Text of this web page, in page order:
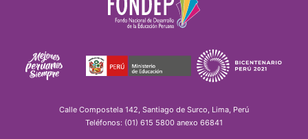
Calle Compostela 142, Santiago de Surco, Lima, Perú
Teléfonos: (01) 615 5800 anexo 66841